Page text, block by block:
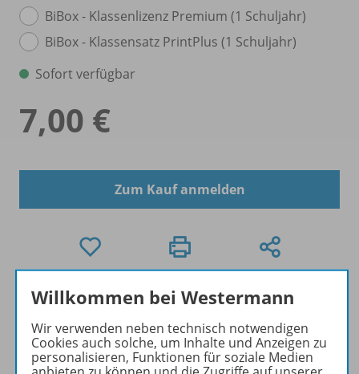
BiBox - Klassenlizenz Premium (1 Schuljahr)
BiBox - Klassensatz PrintPlus (1 Schuljahr)
Sofort verfügbar
7,00 €
Zum Kauf anmelden
Mengenrabatt
Klasse einenMengenrabatt. Der rabattierte Preis
wird Ihnen an der Kasse angezeigt.
Willkommen bei Westermann
Wir verwenden neben technisch notwendigen
Cookies auch solche, um Inhalte und Anzeigen zu
personalisieren, Funktionen für soziale Medien